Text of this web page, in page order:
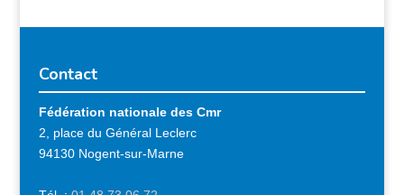
Contact
Fédération nationale des Cmr
2, place du Général Leclerc
94130 Nogent-sur-Marne